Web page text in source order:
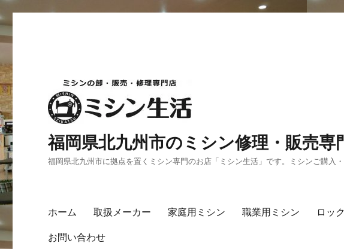
福岡県北九州市のミシン修理・販売専
福岡県北九州市に拠点を置くミシン専門のお店「ミシン生活」です。ミシンご購入
ホーム 取扱メーカー 家庭用ミシン 職業用ミシン ロッ
お問い合わせ